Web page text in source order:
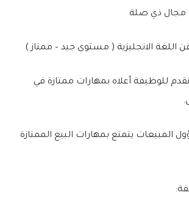
مجال ذي صلة
اللغة الانجليزية ( مستوى جيد – ممتاز )
للوظيفة أعلاه بمهارات ممتازة في
المبيعات يتمتع بمهارات البيع الممتازة